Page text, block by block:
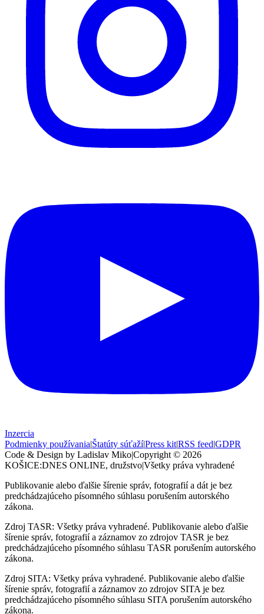
Inzercia
Podmienky používania|Štatúty súťaží|Press kit|RSS feed|GDPR
Code & Design by Ladislav Miko|Copyright © 2026
KOŠICE:DNES ONLINE, družstvo|Všetky práva vyhradené
Publikovanie alebo ďalšie šírenie správ, fotografií a dát je bez
predchádzajúceho písomného súhlasu porušením autorského
zákona.
Zdroj TASR: Všetky práva vyhradené. Publikovanie alebo ďalšie
šírenie správ, fotografií a záznamov zo zdrojov TASR je bez
predchádzajúceho písomného súhlasu TASR porušením autorského
zákona.
Zdroj SITA: Všetky práva vyhradené. Publikovanie alebo ďalšie
šírenie správ, fotografií a záznamov zo zdrojov SITA je bez
predchádzajúceho písomného súhlasu SITA porušením autorského
zákona.